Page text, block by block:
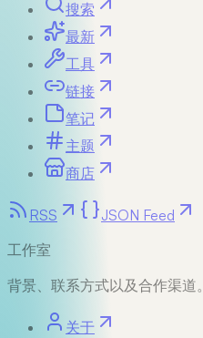
搜索
最新
工具
链接
笔记
主题
商店
RSS
JSON Feed
工作室
背景、联系方式以及合作渠道。
关于